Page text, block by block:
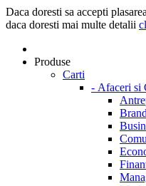
Daca doresti sa accepti
daca doresti mai multe detalii
Produse
Carti
- Afaceri si